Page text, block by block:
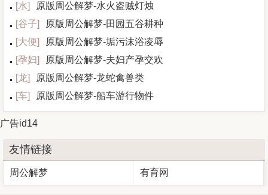
[水]
原版周公解梦-水火盗贼灯烛
[谷子]
原版周公解梦-田园五谷耕种
[大便]
原版周公解梦-垢污沫浴凌辱
[孕妇]
原版周公解梦-夫妇产孕交欢
[龙]
原版周公解梦-龙蛇禽兽类
[车] 原版周公解梦-船车游行物件
广告id14
友情链接
周公解梦 有育网